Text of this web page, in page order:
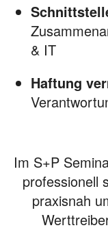
& IT
Haftung
Im S+P
professionell
praxisnah